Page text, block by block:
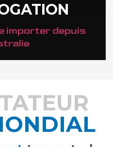
importer depuis
COMMENT